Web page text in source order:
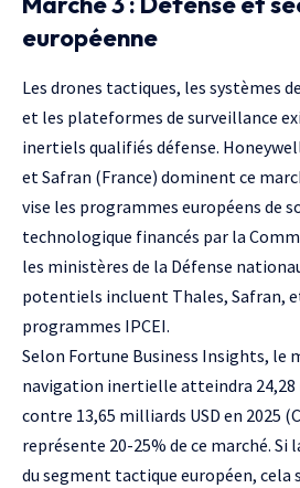
européenne
Les drones tactiques, les systèmes
et les plateformes de surveillance
inertiels qualifiés défense.
et Safran (France) dominent ce
vise les programmes européens de
technologique financés par la
les ministères de la Défense
potentiels incluent Thales, Safran,
programmes IPCEI.
Selon Fortune Business Insights, le
navigation inertielle atteindra 24,28
contre 13,65 milliards USD en 2025
représente 20-25% de ce marché. Si
du segment tactique européen, cela